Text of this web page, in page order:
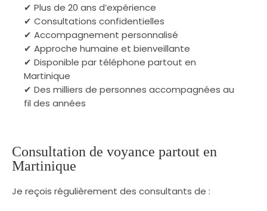
✔ Plus de 20 ans d’expérience
✔ Consultations confidentielles
✔ Accompagnement personnalisé
✔ Approche humaine et bienveillante
✔ Disponible par téléphone partout en
Martinique
✔ Des milliers de personnes accompagnées au
fil des années
Consultation de voyance partout en
Martinique
Je reçois régulièrement des consultants de :